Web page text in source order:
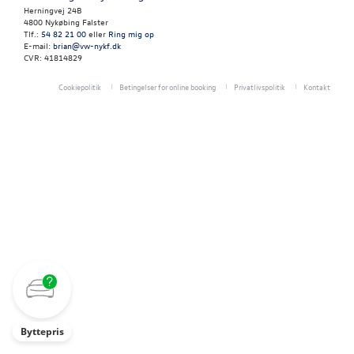
OM OS
Herningvej 24B
4800 Nykøbing Falster
Tlf.: 54 82 21 00 eller Ring mig op
E-mail: brian@vw-nykf.dk
CVR: 41814829
Cookiepolitik Betingelser for online booking Privatlivspolitik Kontakt
Byttepris